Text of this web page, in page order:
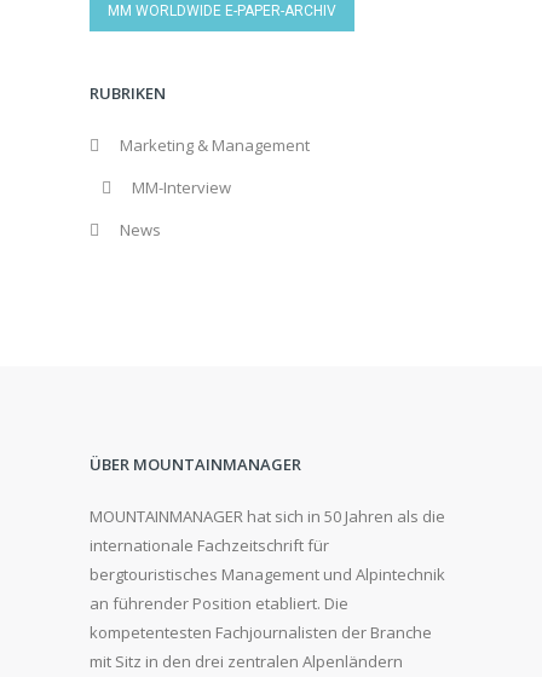
MM WORLDWIDE E-PAPER-ARCHIV
RUBRIKEN
Marketing & Management
MM-Interview
News
ÜBER MOUNTAINMANAGER
MOUNTAINMANAGER hat sich in 50 Jahren als die
internationale Fachzeitschrift für
bergtouristisches Management und Alpintechnik
an führender Position etabliert. Die
kompetentesten Fachjournalisten der Branche
mit Sitz in den drei zentralen Alpenländern